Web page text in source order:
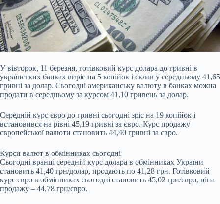
У вівторок, 11 березня, готівковий курс долара до гривні в
українських банках виріс на 5 копійок і склав у середньому 41,65
гривні за долар. Сьогодні американську валюту в банках можна
продати в середньому за курсом 41,10 гривень за долар.
Середній курс євро до гривні сьогодні зріс на 19 копійок і
встановився на рівні 45,19 гривні за євро. Курс продажу
європейської валюти становить 44,40 гривні за євро.
Курси валют в обмінниках сьогодні
Сьогодні вранці середній курс долара в обмінниках України
становить 41,40 грн/долар, продають по 41,28 грн. Готівковий
курс євро в обмінниках сьогодні становить 45,02 грн/євро, ціна
продажу – 44,78 грн/євро.